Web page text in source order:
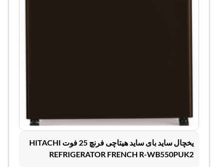
یخچال ساید بای ساید هیتاچی فرنچ 25 فوت HITACHI
REFRIGERATOR FRENCH R-WB550PUK2